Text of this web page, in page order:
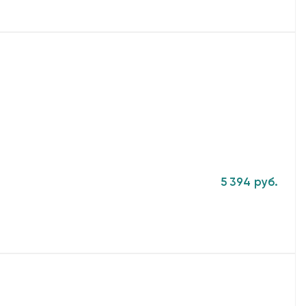
5 394 руб.